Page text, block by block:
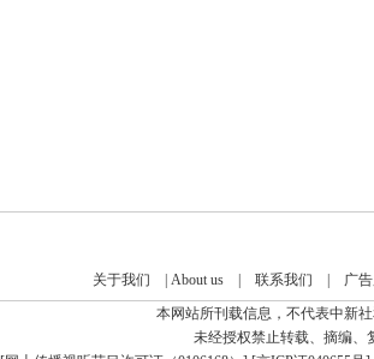
关于我们 About us| 联系我们
广
本网站所刊载信息，不代表中新
未经授权禁止转载、摘编、